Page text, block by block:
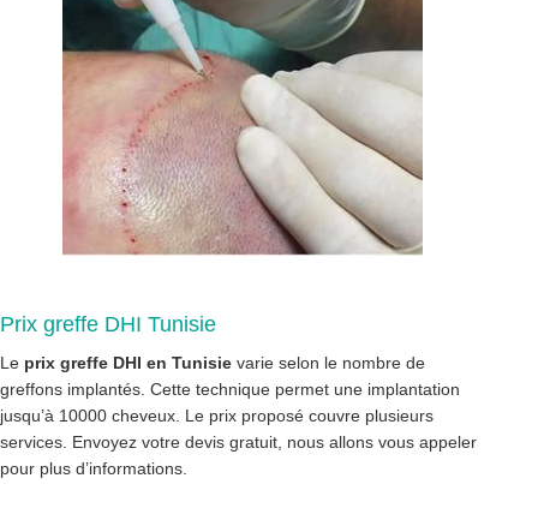
Prix greffe DHI Tunisie
Le prix greffe DHI en Tunisie varie selon le nombre de
greffons implantés. Cette technique permet une implantation
jusqu’à 10000 cheveux. Le prix proposé couvre plusieurs
services. Envoyez votre devis gratuit, nous allons vous appeler
pour plus d’informations.